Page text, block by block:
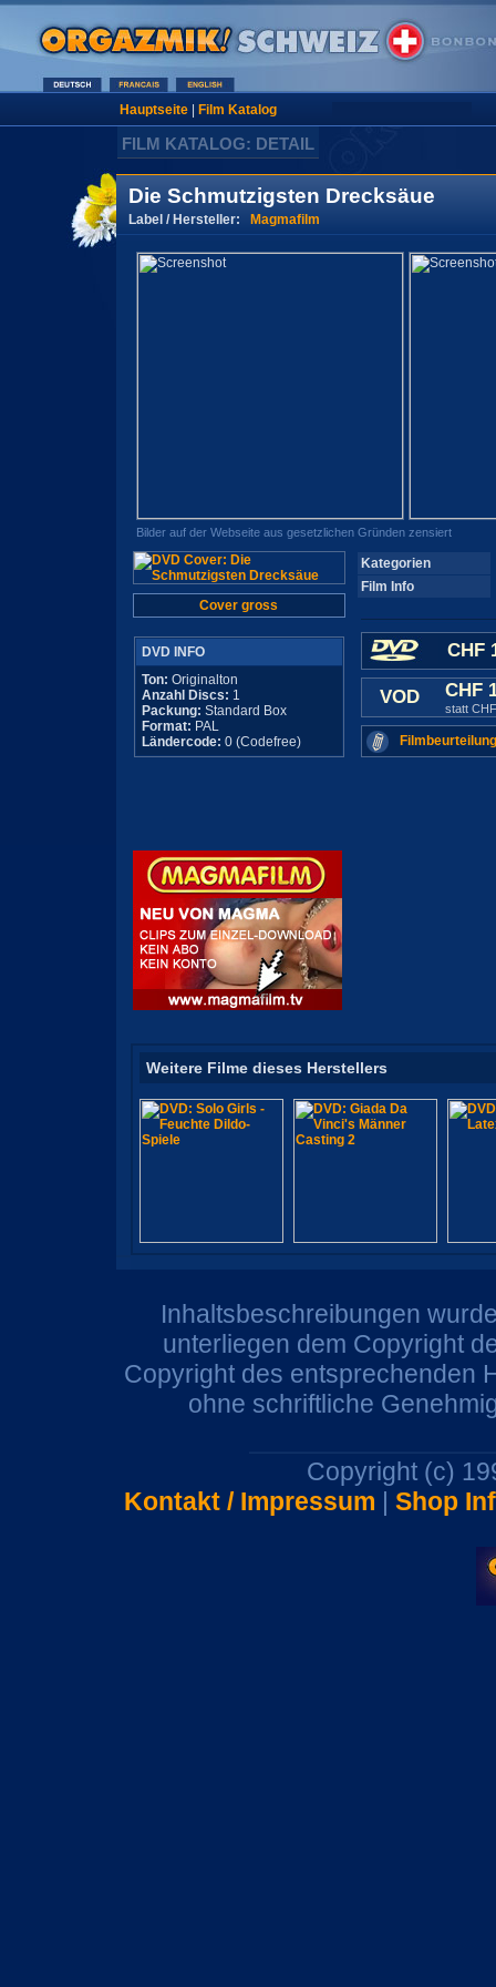
Hauptseite| Film Katalog
FILM KATALOG: DETAIL
Die Schmutzigsten Drecksäue
Label / Hersteller: Magmafilm
Bilder auf der Webseite aus gesetzlichen Gründen zensiert
Cover gross
DVD INFO
Ton: Originalton
Anzahl Discs: 1
Packung: Standard Box
Format: PAL
Ländercode: 0 (Codefree)
Kategorien
Film Info
CHF
VOD CHF
statt
Weitere Filme dieses Herstellers
Inhaltsbeschreibungen
unterliegen dem Copyright
Copyright des entsprechenden
ohne schriftliche
Copyright (c)
Kontakt / Impressum | Shop